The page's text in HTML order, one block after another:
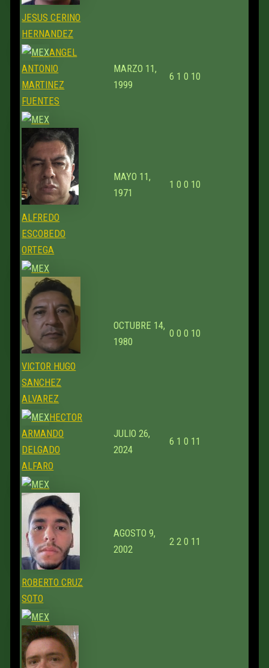
JESUS CERINO
HERNANDEZ
ANGEL
ANTONIO
MARTINEZ
FUENTES
MARZO 11,
1999
6 1 0 10
ALFREDO
ESCOBEDO
ORTEGA
MAYO 11,
1971
1 0 0 10
VICTOR HUGO
SANCHEZ
ALVAREZ
OCTUBRE 14,
1980
0 0 0 10
HECTOR
ARMANDO
DELGADO
ALFARO
JULIO 26,
2024
6 1 0 11
ROBERTO CRUZ
SOTO
AGOSTO 9,
2002
2 2 0 11